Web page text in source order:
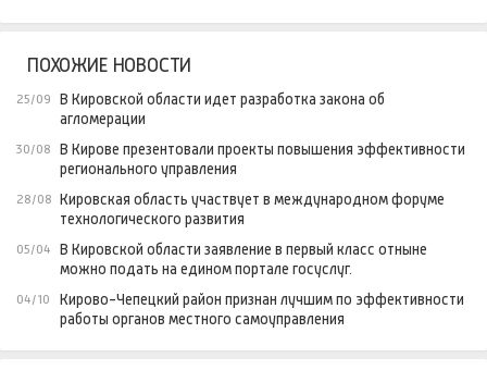
ПОХОЖИЕ НОВОСТИ
25/09
В Кировской области идет разработка закона об
агломерации
30/08
В Кирове презентовали проекты повышения эффективности
регионального управления
28/08 Кировская область участвует в международном форуме
технологического развития
05/04
В Кировской области заявление в первый класс отныне
можно подать на едином портале госуслуг.
04/10
Кирово-Чепецкий район признан лучшим по эффективности
работы органов местного самоуправления